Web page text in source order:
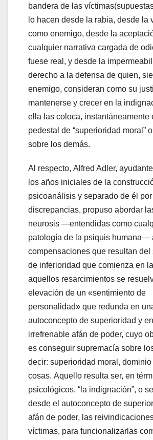
bandera de las
lo hacen desde la rabia, desde la
como enemigo, desde la
cualquier narrativa cargada de
fuese real, y desde la
derecho a la defensa de quien,
enemigo, consideran como su
mantenerse y crecer en la
ella las coloca, instantáneamente
pedestal de “superioridad moral”
sobre los demás.
Al respecto, Alfred Adler,
los años iniciales de la
psicoanálisis y separado de él
discrepancias, propuso abordar
neurosis ―entendidas como
patología de la psiquis humana―
compensaciones que resultan del
de inferioridad que comienza en
aquellos resarcimientos se
elevación de un «sentimiento de
personalidad» que redunda en
autoconcepto de superioridad y
irrefrenable afán de poder, cuyo
es conseguir supremacía sobre
decir: superioridad moral,
cosas. Aquello resulta ser, en
psicológicos, “la indignación”, o
desde el autoconcepto de
afán de poder, las
víctimas, para funcionalizarlas